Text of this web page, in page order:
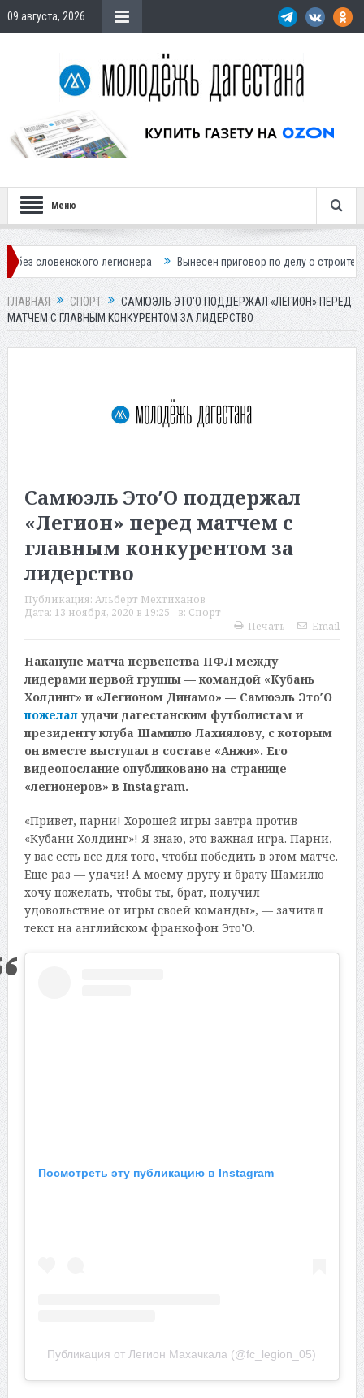
09 августа, 2026
Меню
легионера Вынесен приговор по делу о строительстве
ГЛАВНАЯ СПОРТ
САМЮЭЛЬ ЭТО′О ПОДДЕРЖАЛ «ЛЕГИОН» ПЕРЕД
МАТЧЕМ С ГЛАВНЫМ КОНКУРЕНТОМ ЗА ЛИДЕРСТВО
Самюэль Это′О поддержал
«Легион» перед матчем с
главным конкурентом за
лидерство
Публикация: Альберт Мехтиханов
Дата: 13 ноября, 2020 в 19:25 в: Спорт
Печать
Email
Накануне матча первенства ПФЛ между
лидерами первой группы — командой «Кубань
Холдинг» и «Легионом Динамо» — Самюэль Это′О
пожелалудачи дагестанским футболистам и
президенту клуба Шамилю Лахиялову, с которым
он вместе выступал в составе «Анжи». Его
видеопослание опубликовано на странице
«легионеров» в Instagram.
«Привет, парни! Хорошей игры завтра против
«Кубани Холдинг»! Я знаю, это важная игра. Парни,
у вас есть все для того, чтобы победить в этом матче.
Еще раз — удачи! А моему другу и брату Шамилю
хочу пожелать, чтобы ты, брат, получил
удовольствие от игры своей команды», — зачитал
текст на английском франкофон Это’О.
Посмотреть эту публикацию в Instagram
Публикация от Легион Махачкала (@fc_legion_05)